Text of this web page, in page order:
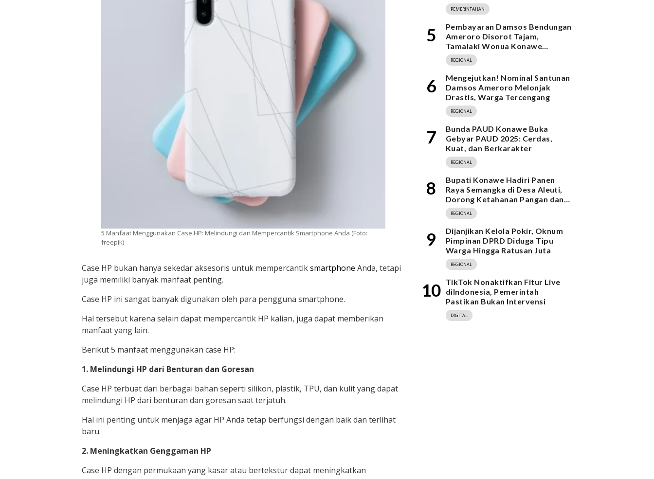
5 Manfaat Menggunakan Case HP: Melindungi dan Mempercantik Smartphone Anda (Foto:
freepik)
Case HP bukan hanya sekedar aksesoris untuk mempercantiksmartphone Anda, tetapi
juga memiliki banyak manfaat penting.
Case HP ini sangat banyak digunakan oleh para pengguna smartphone.
Hal tersebut karena selain dapat mempercantik HP kalian, juga dapat memberikan
manfaat yang lain.
Berikut 5 manfaat menggunakan case HP:
1. Melindungi HP dari Benturan dan Goresan
Case HP terbuat dari berbagai bahan seperti silikon, plastik, TPU, dan kulit yang dapat
melindungi HP dari benturan dan goresan saat terjatuh.
Hal ini penting untuk menjaga agar HP Anda tetap berfungsi dengan baik dan terlihat
baru.
2. Meningkatkan Genggaman HP
Case HP dengan permukaan yang kasar atau bertekstur dapat meningkatkan
PEMERINTAHAN
5
Pembayaran Damsos Bendungan
Ameroro Disorot Tajam,
Tamalaki Wonua Konawe
Ungkap Dugaan Ketidakberesan
REGIONAL
6
Mengejutkan! Nominal Santunan
Damsos Ameroro Melonjak
Drastis, Warga Tercengang
REGIONAL
7
Bunda PAUD Konawe Buka
Gebyar PAUD 2025: Cerdas,
Kuat, dan Berkarakter
REGIONAL
8
Bupati Konawe Hadiri Panen
Raya Semangka di Desa Aleuti,
Dorong Ketahanan Pangan dan
Program MBG
REGIONAL
9
Dijanjikan Kelola Pokir, Oknum
Pimpinan DPRD Diduga Tipu
Warga Hingga Ratusan Juta
REGIONAL
10 TikTok Nonaktifkan Fitur Live
diIndonesia, Pemerintah
Pastikan Bukan Intervensi
DIGITAL